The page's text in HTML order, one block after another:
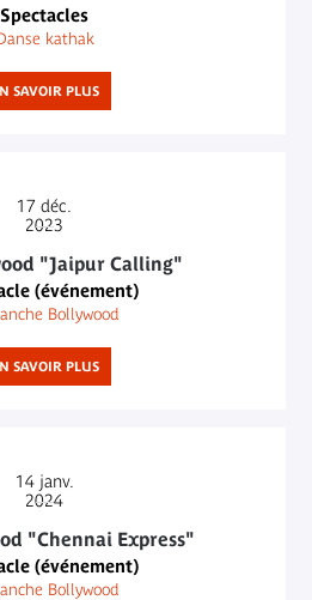
Spectacles
kathak
SAVOIR PLUS
17 déc.
2023
"Jaipur Calling"
(événement)
Bollywood
SAVOIR PLUS
14janv.
2024
"Chennai Express"
(événement)
Bollywood